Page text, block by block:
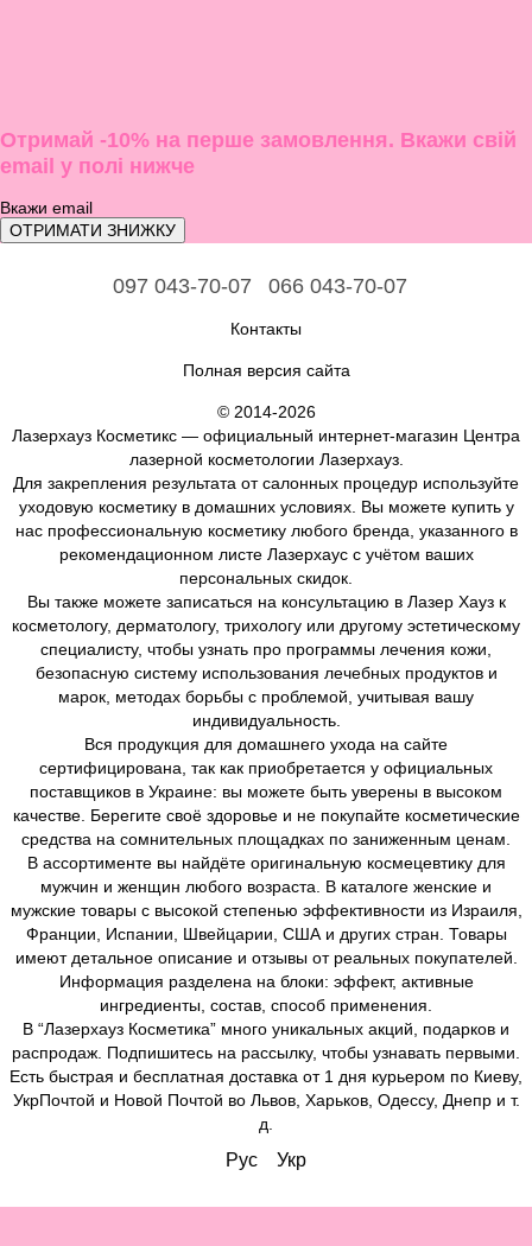
Отримай -10% на перше замовлення. Вкажи свій
email у полі нижче
ОТРИМАТИ ЗНИЖКУ
097 043-70-07 066 043-70-07
Контакты
Полная версия сайта
© 2014-2026
Лазерхауз Косметикс — официальный интернет-магазин Центра
лазерной косметологии Лазерхауз.
Для закрепления результата от салонных процедур используйте
уходовую косметику в домашних условиях. Вы можете купить у
нас профессиональную косметику любого бренда, указанного в
рекомендационном листе Лазерхаус с учётом ваших
персональных скидок.
Вы также можете записаться на консультацию в Лазер Хауз к
косметологу, дерматологу, трихологу или другому эстетическому
специалисту, чтобы узнать про программы лечения кожи,
безопасную систему использования лечебных продуктов и
марок, методах борьбы с проблемой, учитывая вашу
индивидуальность.
Вся продукция для домашнего ухода на сайте
сертифицирована, так как приобретается у официальных
поставщиков в Украине: вы можете быть уверены в высоком
качестве. Берегите своё здоровье и не покупайте косметические
средства на сомнительных площадках по заниженным ценам.
В ассортименте вы найдёте оригинальную космецевтику для
мужчин и женщин любого возраста. В каталоге женские и
мужские товары с высокой степенью эффективности из Израиля,
Франции, Испании, Швейцарии, США и других стран. Товары
имеют детальное описание и отзывы от реальных покупателей.
Информация разделена на блоки: эффект, активные
ингредиенты, состав, способ применения.
В “Лазерхауз Косметика” много уникальных акций, подарков и
распродаж. Подпишитесь на рассылку, чтобы узнавать первыми.
Есть быстрая и бесплатная доставка от 1 дня курьером по Киеву,
УкрПочтой и Новой Почтой во Львов, Харьков, Одессу, Днепр и т.
д.
Рус Укр